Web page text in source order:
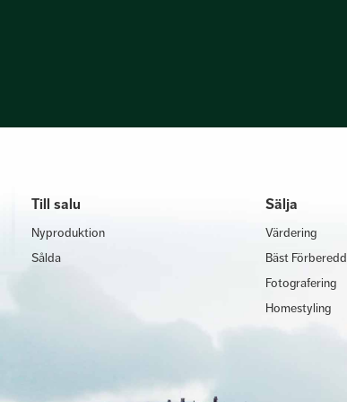
Till salu
Nyproduktion
Sålda
Sälja
Värdering
Bäst Förberedd
Fotografering
Homestyling